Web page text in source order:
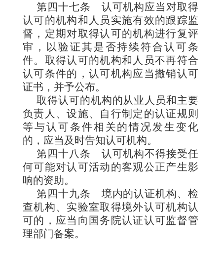
第四十七条 认可机构应当对取得
认可的机构和人员实施有效的跟踪监
督，定期对取得认可的机构进行复评
审，以验证其是否持续符合认可条
件。取得认可的机构和人员不再符合
认可条件的，认可机构应当撤销认可
证书，并予公布。
取得认可的机构的从业人员和主要
负责人、设施、自行制定的认证规则
等与认可条件相关的情况发生变化
的，应当及时告知认可机构。
第四十八条 认可机构不得接受任
何可能对认可活动的客观公正产生影
响的资助。
第四十九条 境内的认证机构、检
查机构、实验室取得境外认可机构认
可的，应当向国务院认证认可监督管
理部门备案。